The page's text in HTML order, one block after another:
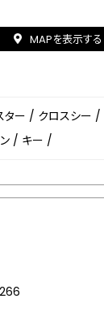
MAPを表示する
ター / クロスシー /
/ キー /